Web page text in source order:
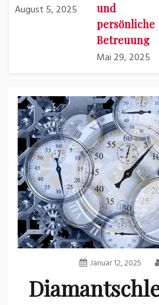
August 5, 2025
und
persönliche
Betreuung
Mai 29, 2025
Januar 12, 2025